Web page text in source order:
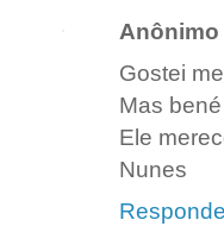
Anônimo
Gostei
Mas
Ele
Nunes